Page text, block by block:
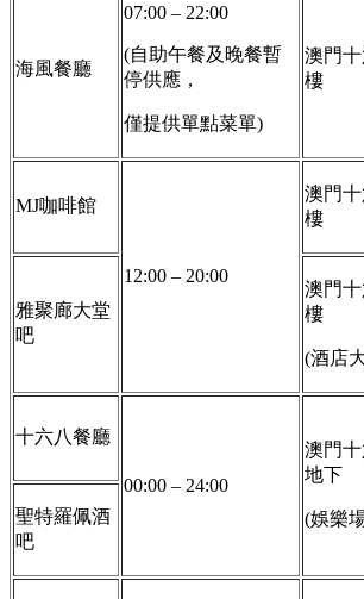
海風餐廳
07:00 – 22:00
(自助午餐及晚餐暫
停供應，
僅提供單點菜單)
澳門
樓
MJ咖啡館
12:00 – 20:00
澳門十
樓
雅聚廊大堂
吧
澳門十
樓
(酒店
十六八餐廳
00:00 – 24:00
澳門
地下
(娛樂
聖特羅佩酒
吧